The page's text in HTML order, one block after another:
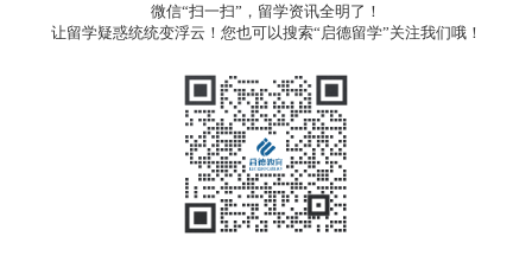
微信“扫一扫”，留学资讯全明了！
让留学疑惑统统变浮云！您也可以搜索“启德留学”关注我们哦！